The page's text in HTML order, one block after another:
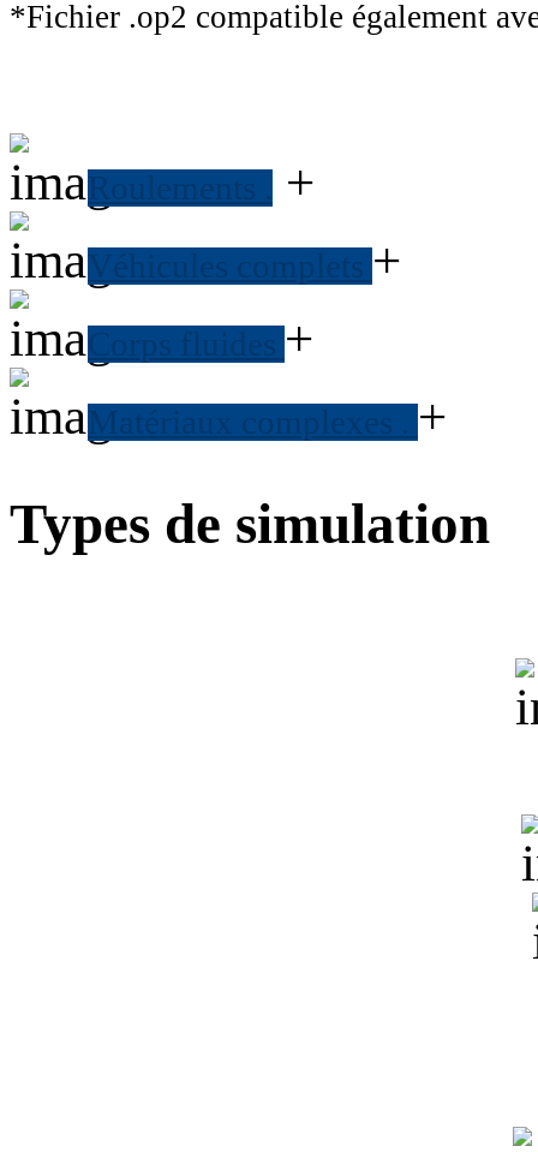
*Fichier .op2 compatible également
Roulements . +
Véhicules complets +
Corps fluides +
Matériaux complexes . +
Types de simulation